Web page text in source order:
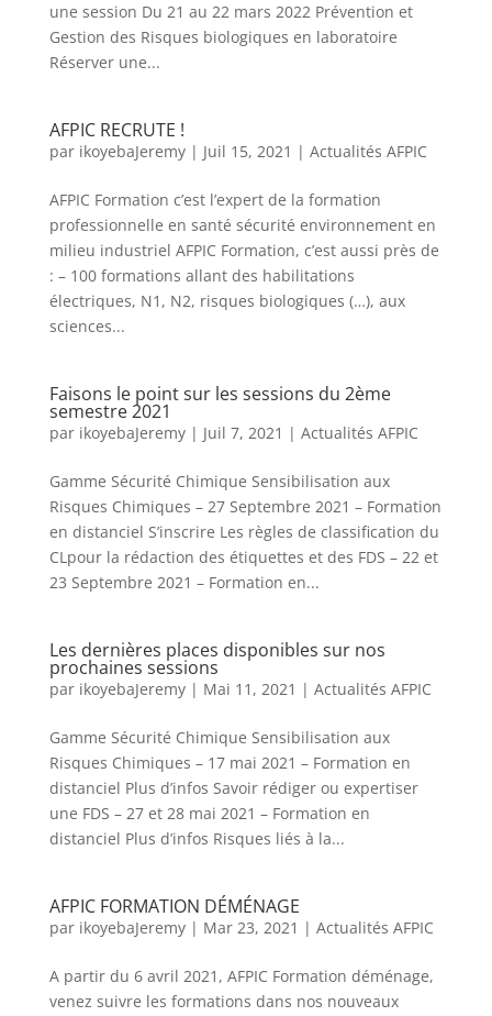
une session Du 21 au 22 mars 2022 Prévention et
Gestion des Risques biologiques en laboratoire
Réserver une...
AFPIC RECRUTE !
par ikoyebaJeremy| Juil 15, 2021 | Actualités AFPIC
AFPIC Formation c’est l’expert de la formation
professionnelle en santé sécurité environnement en
milieu industriel AFPIC Formation, c’est aussi près de
: – 100 formations allant des habilitations
électriques, N1, N2, risques biologiques (…), aux
sciences...
Faisons le point sur les sessions du 2ème
semestre 2021
par ikoyebaJeremy| Juil 7, 2021 | Actualités AFPIC
Gamme Sécurité Chimique Sensibilisation aux
Risques Chimiques – 27 Septembre 2021 – Formation
en distanciel S’inscrire Les règles de classification du
CLpour la rédaction des étiquettes et des FDS – 22 et
23 Septembre 2021 – Formation en...
Les dernières places disponibles sur nos
prochaines sessions
par ikoyebaJeremy| Mai 11, 2021 | Actualités AFPIC
Gamme Sécurité Chimique Sensibilisation aux
Risques Chimiques – 17 mai 2021 – Formation en
distanciel Plus d’infos Savoir rédiger ou expertiser
une FDS – 27 et 28 mai 2021 – Formation en
distanciel Plus d’infos Risques liés à la...
AFPIC FORMATION DÉMÉNAGE
par ikoyebaJeremy| Mar 23, 2021 | Actualités AFPIC
A partir du 6 avril 2021, AFPIC Formation déménage,
venez suivre les formations dans nos nouveaux